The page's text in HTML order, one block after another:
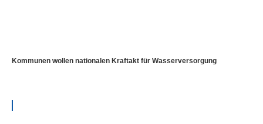
Kommunen wollen nationalen Kraftakt für Wasserversorgung